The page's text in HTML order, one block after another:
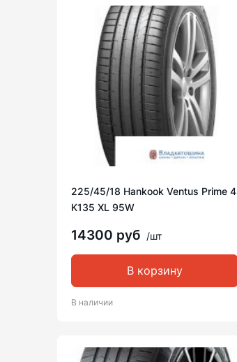
225/45/18 Hankook Ventus Prime 4
K135 XL 95W
14300 руб /шт
В корзину
В наличии